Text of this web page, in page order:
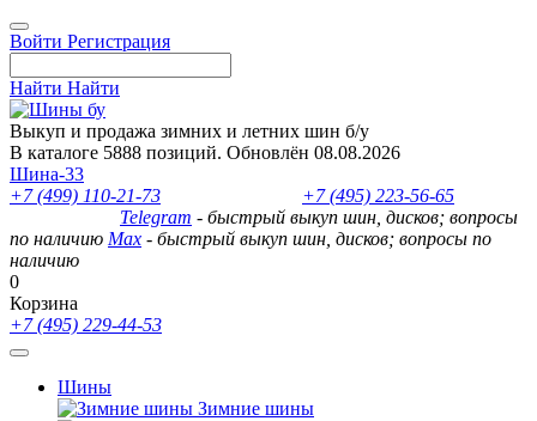
Войти Регистрация
Найти Найти
Выкуп и продажа зимних и летних шин б/у
В каталоге 5888 позиций. Обновлён 08.08.2026
Шина-33
+7 (499) 110-21-73
+7 (495) 223-56-65
Telegram - быстрый выкуп шин, дисков; вопросы
по наличию Max - быстрый выкуп шин, дисков; вопросы по
наличию
0
Корзина
+7 (495) 229-44-53
Шины
Зимние шины